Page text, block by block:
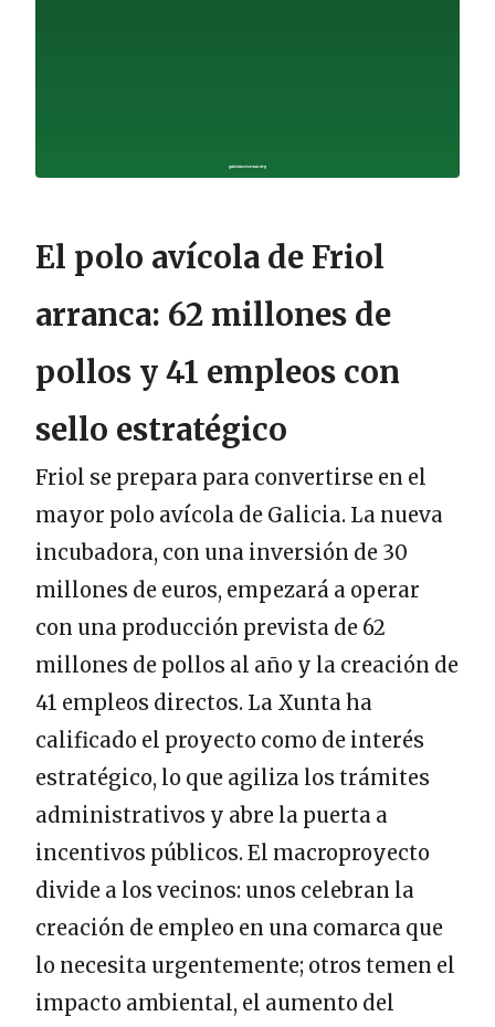
El polo avícola de Friol
arranca: 62 millones de
pollos y 41 empleos con
sello estratégico
Friol se prepara para convertirse en el
mayor polo avícola de Galicia. La nueva
incubadora, con una inversión de 30
millones de euros, empezará a operar
con una producción prevista de 62
millones de pollos al año y la creación de
41 empleos directos. La Xunta ha
calificado el proyecto como de interés
estratégico, lo que agiliza los trámites
administrativos y abre la puerta a
incentivos públicos. El macroproyecto
divide a los vecinos: unos celebran la
creación de empleo en una comarca que
lo necesita urgentemente; otros temen el
impacto ambiental, el aumento del